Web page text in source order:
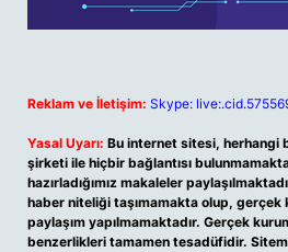
Reklam ve İletişim: Skype:
Yasal Uyarı: Bu internet sitesi, herhangi
şirketi ile hiçbir bağlantısı
hazırladığımız makaleler
haber niteliği taşımamakta olup, gerçek
paylaşım yapılmamaktadır. Gerçek
benzerlikleri tamamen tesadüfidir.